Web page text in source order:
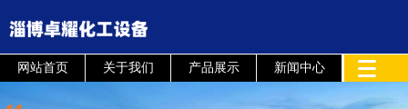
网站首页 关于我们 产品展示 新闻中心